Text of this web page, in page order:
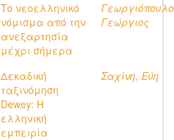
Το νεοελληνικό
νόμισμα από την
ανεξαρτησία
μέχρι σήμερα
Γεώργιος
Δεκαδική
ταξινόμηση
Dewey: Η
ελληνική
εμπειρία
Σαχίνη, Εύη